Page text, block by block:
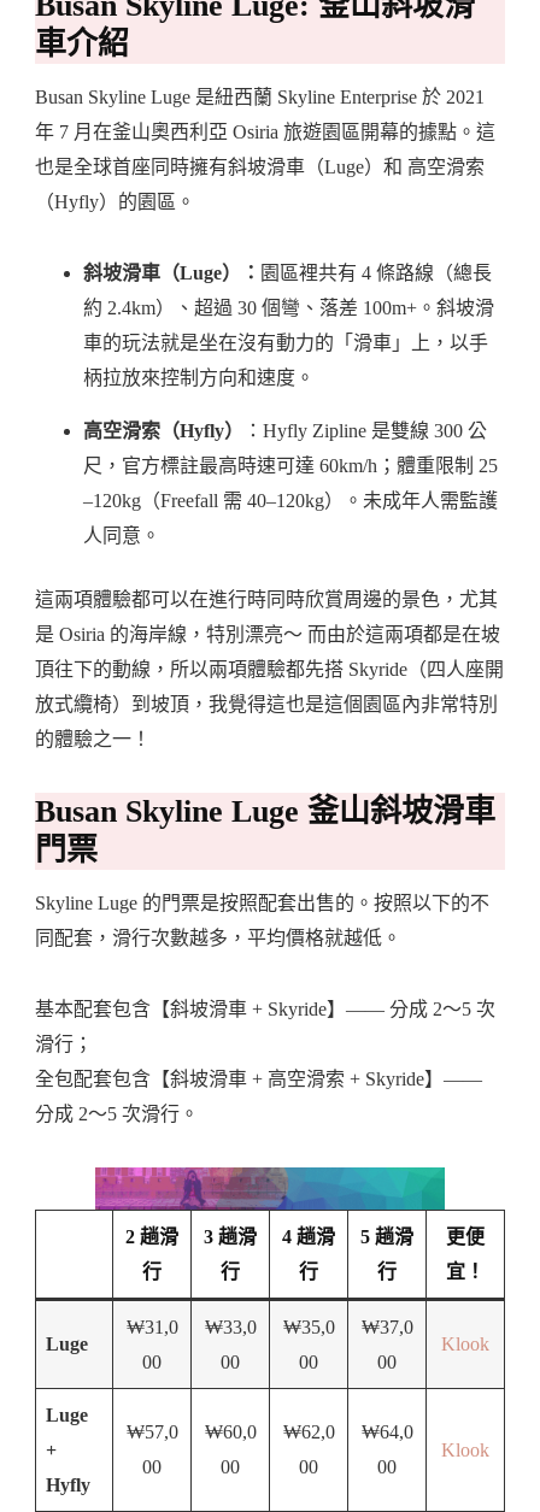
車介紹
Busan Skyline Luge 是紐西蘭 Skyline Enterprise 於 2021
年 7 月在釜山奧西利亞 Osiria 旅遊園區開幕的據點。這
也是全球首座同時擁有斜坡滑車（Luge）和 高空滑索
（Hyfly）的園區。
斜坡滑車（Luge）： 園區裡共有 4 條路線（總長
約 2.4km）、超過 30 個彎、落差 100m+。斜坡滑
車的玩法就是坐在沒有動力的「滑車」上，以手
柄拉放來控制方向和速度。
高空滑索（Hyfly）
：Hyfly Zipline 是雙線 300 公
尺，官方標註最高時速可達 60km/h；體重限制 25
–120kg（Freefall 需 40–120kg）。未成年人需監護
人同意。
這兩項體驗都可以在進行時同時欣賞周邊的景色，尤其
是 Osiria 的海岸線，特別漂亮～ 而由於這兩項都是在坡
頂往下的動線，所以兩項體驗都先搭 Skyride（四人座開
放式纜椅）到坡頂，我覺得這也是這個園區內非常特別
的體驗之一！
Busan Skyline Luge 釜山斜坡滑車
門票
Skyline Luge 的門票是按照配套出售的。按照以下的不
同配套，滑行次數越多，平均價格就越低。
基本配套包含【斜坡滑車 + Skyride】—— 分成 2～5 次
滑行；
全包配套包含【斜坡滑車 + 高空滑索 + Skyride】——
分成 2～5 次滑行。
2 趟滑
行
3 趟滑
行
4 趟滑
行
5 趟滑
行
更便
宜！
Luge
₩31,0
00
₩33,0
00
₩35,0
00
₩37,0
00
Klook
Luge
+
Hyfly
₩57,0
00
₩60,0
00
₩62,0
00
₩64,0
00
Klook